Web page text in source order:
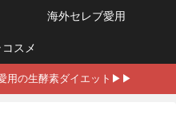
海外セレブ愛用
スメ
用の生酵素ダイエット▶▶